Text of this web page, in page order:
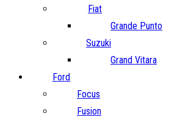
Fiat
Grande Punto
Suzuki
Grand Vitara
Ford
Focus
Fusion